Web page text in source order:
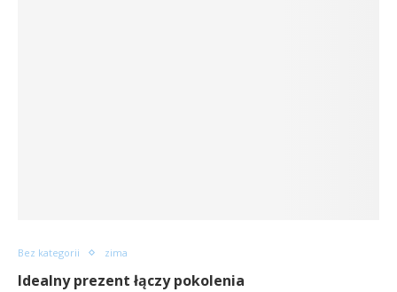
Bez kategorii zima
Idealny prezent łączy pokolenia